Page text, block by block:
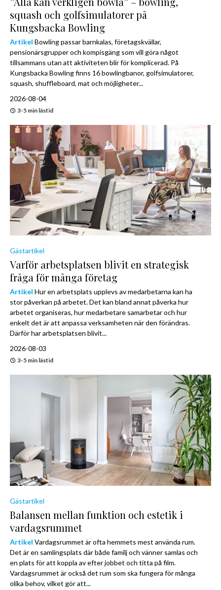
squash och golfsimulatorer på
Kungsbacka Bowling
Artikel Bowling passar barnkalas, företagskvällar,
pensionärsgrupper och kompisgäng som vill göra något
tillsammans utan att aktiviteten blir för komplicerad. På
Kungsbacka Bowling finns 16 bowlingbanor, golfsimulatorer,
squash, shuffleboard, mat och möjligheter...
2026-08-04
3-5 min lästid
Gästartikel
Varför arbetsplatsen blivit en strategisk
fråga för många företag
Artikel Hur en arbetsplats upplevs av medarbetarna kan ha
stor påverkan på arbetet. Det kan bland annat påverka hur
arbetet organiseras, hur medarbetare samarbetar och hur
enkelt det är att anpassa verksamheten när den förändras.
Därför har arbetsplatsen blivit...
2026-08-03
3-5 min lästid
Gästartikel
Balansen mellan funktion och estetik i
vardagsrummet
Artikel Vardagsrummet är ofta hemmets mest använda rum.
Det är en samlingsplats där både familj och vänner samlas och
en plats för att koppla av efter jobbet och titta på film.
Vardagsrummet är också det rum som ska fungera för många
olika behov, vilket gör att...